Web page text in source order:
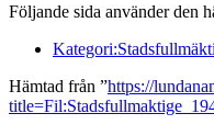
Följande sida använder den
Hämtad från ”https://